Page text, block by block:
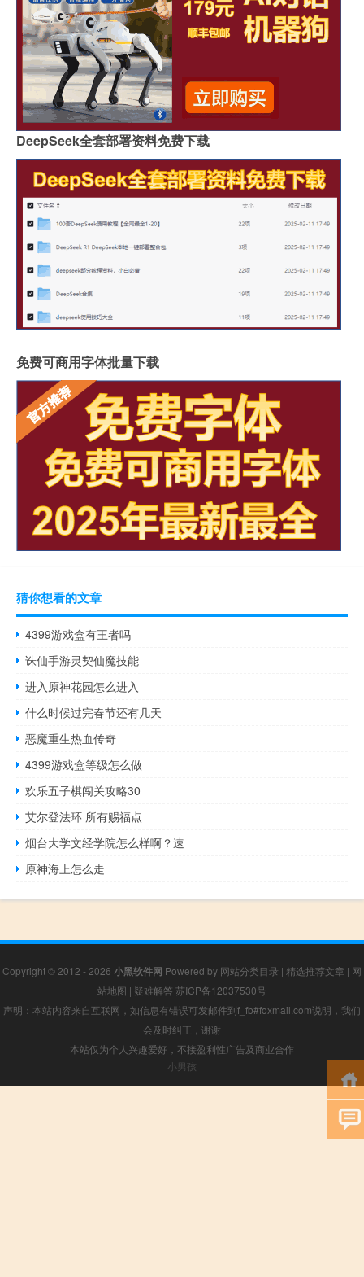
DeepSeek全套部署资料免费下载
免费可商用字体批量下载
猜你想看的文章
4399游戏盒有王者吗
诛仙手游灵契仙魔技能
进入原神花园怎么进入
什么时候过完春节还有几天
恶魔重生热血传奇
4399游戏盒等级怎么做
欢乐五子棋闯关攻略30
艾尔登法环 所有赐福点
烟台大学文经学院怎么样啊？速
原神海上怎么走
Copyright © 2012 - 2026 小黑软件网 Powered by 网站分类目录 | 精选推荐文章 | 网
站地图 | 疑难解答 苏ICP备12037530号
声明：本站内容来自互联网，如信息有错误可发邮件到f_fb#foxmail.com说明，我们
会及时纠正，谢谢
本站仅为个人兴趣爱好，不接盈利性广告及商业合作
小男孩